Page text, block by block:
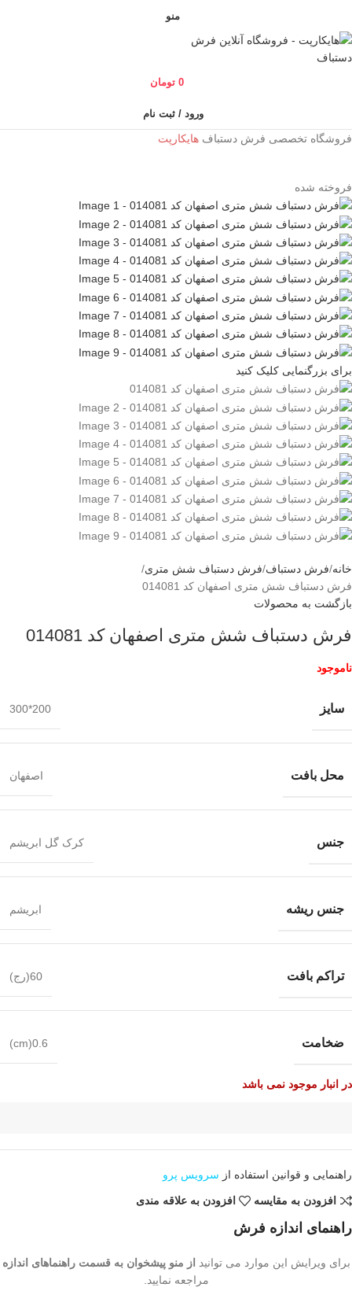
منو
0 تومان
ورود / ثبت نام
فروشگاه تخصصی فرش دستباف هایکارپت
فروخته شده
برای بزرگنمایی کلیک کنید
خانه فرش دستباف فرش دستباف شش متری
فرش دستباف شش متری اصفهان کد 014081
بازگشت به محصولات
فرش دستباف شش متری اصفهان کد 014081
ناموجود
سایز 200*300
محل بافت اصفهان
جنس کرک گل ابریشم
جنس ریشه ابریشم
تراکم بافت 60(رج)
ضخامت 0.6(cm)
در انبار موجود نمی باشد
راهنمایی و قوانین استفاده از سرویس پرو
افزودن به مقایسه افزودن به علاقه مندی
راهنمای اندازه فرش
برای ویرایش این موارد می توانید
از منو پیشخوان به قسمت راهنماهای اندازه
مراجعه نمایید.